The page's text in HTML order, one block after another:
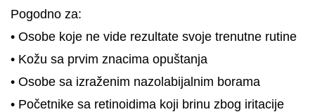
Pogodno za:
• Osobe koje ne vide rezultate svoje trenutne rutine
• Kožu sa prvim znacima opuštanja
• Osobe sa izraženim nazolabijalnim borama
• Početnike sa retinoidima koji brinu zbog iritacije